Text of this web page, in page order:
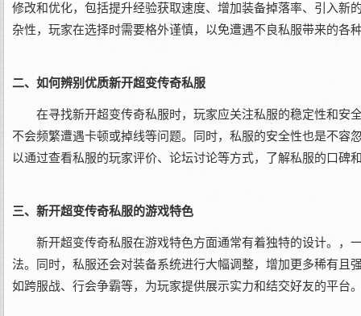
修改和优化，包括提升经验获取速度、增加装备掉落率、引入新
杂性，玩家在选择时需要格外谨慎，以免遭遇不良私服带来的各
二、如何辨别优质新开超变传奇私服
在寻找新开超变传奇私服时，玩家应关注私服的稳定性和安
不会频繁遭遇卡顿或掉线等问题。同时，私服的安全性也是不容
以通过查看私服的玩家评价、论坛讨论等方式，了解私服的口碑
三、新开超变传奇私服的游戏特色
新开超变传奇私服在游戏特色方面通常有着独特的设计。，
法。同时，私服还会对装备系统进行大幅调整，增加更多稀有且
如跨服战、行会争霸等，为玩家提供展示实力和结交好友的平台